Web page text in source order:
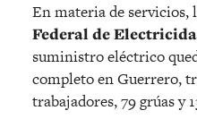
En materia de servicios,
Federal de
suministro eléctrico
completo en Guerrero,
trabajadores, 79 grúas y